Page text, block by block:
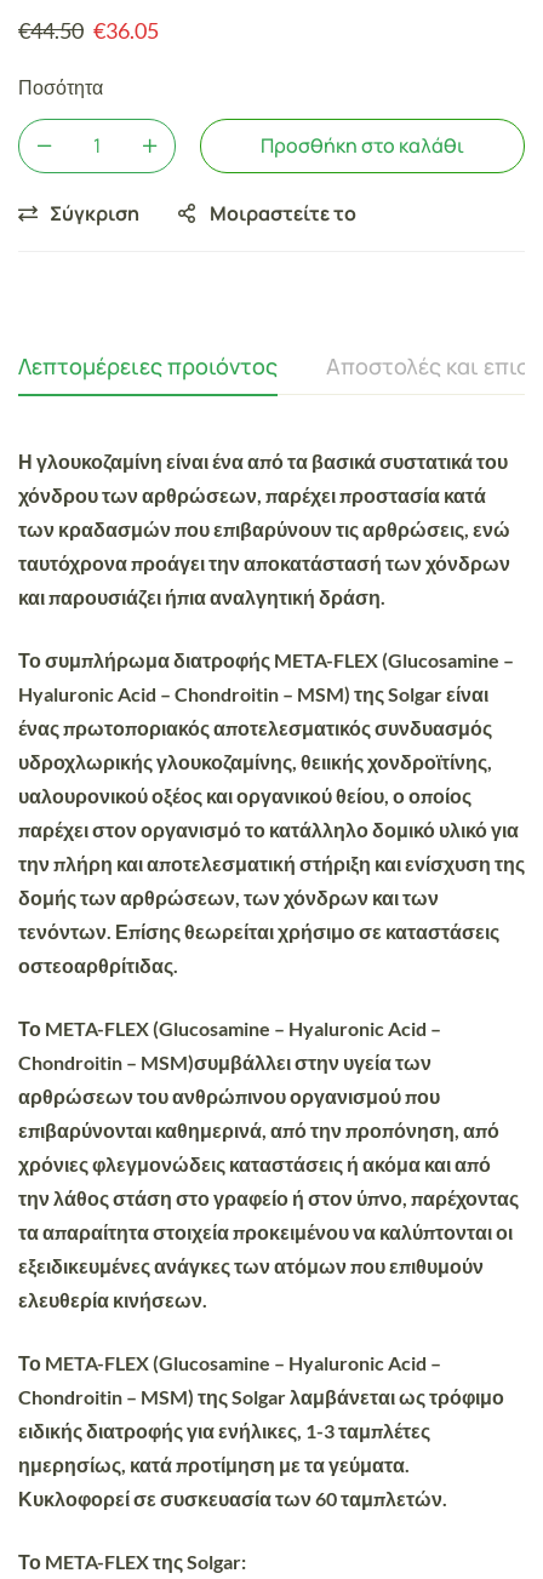
€44.50 €36.05
Ποσότητα
Προσθήκη στο καλάθι
Σύγκριση Μοιραστείτε το
Λεπτομέρειες προιόντος Αποστολές και
Η γλουκοζαμίνη είναι ένα από τα βασικά συστατικά του
χόνδρου των αρθρώσεων, παρέχει προστασία κατά
των κραδασμών που επιβαρύνουν τις αρθρώσεις, ενώ
ταυτόχρονα προάγει την αποκατάστασή των χόνδρων
και παρουσιάζει ήπια αναλγητική δράση
Το συμπλήρωμα διατροφής META-FLEX(Glucosamine –
Hyaluronic Acid – Chondroitin – MSM) τηςSolgarείναι
ένας πρωτοποριακός αποτελεσματικός συνδυασμός
υδροχλωρικής γλουκοζαμίνης, θειικής χονδροϊτίνης,
υαλουρονικού οξέος και οργανικού θείου, ο οποίος
παρέχει στον οργανισμό το κατάλληλο δομικό υλικό για
την πλήρη και αποτελεσματική στήριξη και ενίσχυση της
δομής των αρθρώσεων, των χόνδρων και των
τενόντων. Επίσης θεωρείται χρήσιμο σε καταστάσεις
οστεοαρθρίτιδας.
Το META-FLEX(Glucosamine – Hyaluronic Acid –
Chondroitin – MSM)συμβάλλει στην υγεία των
αρθρώσεων του ανθρώπινου οργανισμού που
επιβαρύνονται καθημερινά, από την προπόνηση, από
χρόνιες φλεγμονώδεις καταστάσεις ή ακόμα και από
την λάθος στάση στο γραφείο ή στον ύπνο, παρέχοντας
τα απαραίτητα στοιχεία προκειμένου να καλύπτονται οι
εξειδικευμένες ανάγκες των ατόμων που επιθυμούν
ελευθερία κινήσεων.
Το META-FLEX(Glucosamine – Hyaluronic Acid –
Chondroitin – MSM) της Solgar λαμβάνεται ως τρόφιμο
ειδικής διατροφής για ενήλικες, 1-3 ταμπλέτες
ημερησίως, κατά προτίμηση με τα γεύματα.
Κυκλοφορεί σε συσκευασία των 60 ταμπλετών.
Το META-FLEX της Solgar: